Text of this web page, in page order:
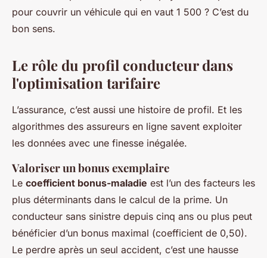
pour couvrir un véhicule qui en vaut 1 500 ? C’est du
bon sens.
Le rôle du profil conducteur dans
l'optimisation tarifaire
L’assurance, c’est aussi une histoire de profil. Et les
algorithmes des assureurs en ligne savent exploiter
les données avec une finesse inégalée.
Valoriser un bonus exemplaire
Le coefficient bonus-maladie est l’un des facteurs les
plus déterminants dans le calcul de la prime. Un
conducteur sans sinistre depuis cinq ans ou plus peut
bénéficier d’un bonus maximal (coefficient de 0,50).
Le perdre après un seul accident, c’est une hausse